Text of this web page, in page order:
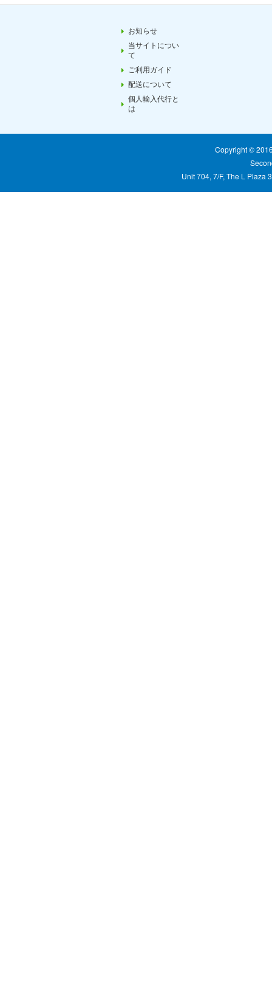
果を発揮するこのサプリメ
います。
お知らせ
当サイトについ
て
ご利用ガイド
配送について
個人輸入代行と
は
Copyright ©
Unit 704, 7/F, The L Plaza